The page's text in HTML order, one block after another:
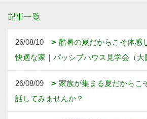
記事一覧
26/08/10
酷暑の夏だからこそ体感
快適な家｜パッシブハウス見学会（大
26/08/09
家族が集まる夏だからこ
話してみませんか？